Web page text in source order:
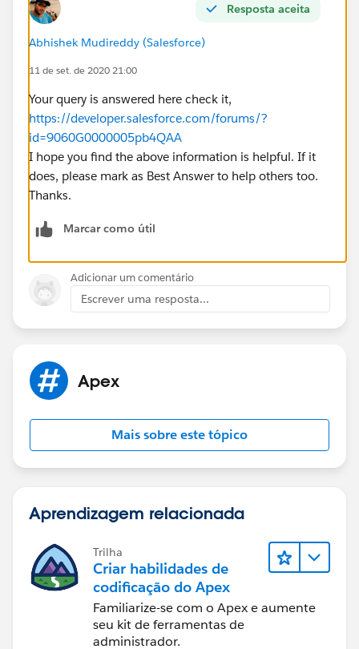
Resposta aceita
Abhishek Mudireddy (Salesforce)
11 de set. de 2020 21:00
Your query is answered here check it,
https://developer.salesforce.com/forums/?
id=9060G0000005pb4QAA
I hope you find the above information is helpful. If it
does, please mark as Best Answer to help others too.
Thanks.
Marcar como útil
Adicionar um comentário
Escrever uma resposta...
Apex
Mais sobre este tópico
Aprendizagem relacionada
Trilha
Criar habilidades de
codificação do Apex
Familiarize-se com o Apex e aumente
seu kit de ferramentas de
administrador.